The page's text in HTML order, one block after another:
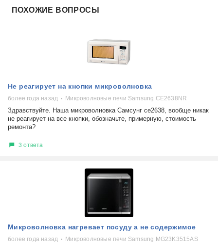
ПОХОЖИЕ ВОПРОСЫ
Не реагирует на кнопки микроволновка
более года назад Микроволновые печи Samsung CE2638NR
Здравствуйте. Наша микроволновка Самсунг се2638, вообще никак
не реагирует на все кнопки, обозначьте, примерную, стоимость
ремонта?
3 ответа
Микроволновка нагревает посуду а не содержимое
более года назад Микроволновые печи Samsung MG23K3515AS